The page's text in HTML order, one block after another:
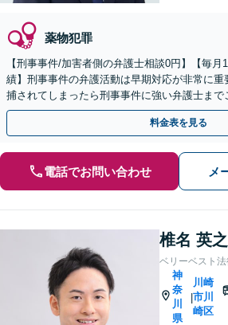
薬物犯罪
【刑事事件/加害者側の弁護士相談0円】【毎月
績】刑事事件の弁護活動は早期対応が非常に重
捕されてしまったら刑事事件に強い弁護士まで
相談０円(電話)】【加害者側の相談専門】
料金表を見る
電話でお問い合わせ メ
椎名 英之
ベリーベスト
神
奈
川
県
|
川崎
市川
崎区